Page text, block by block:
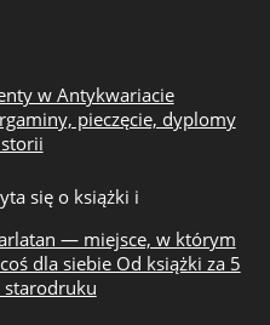
w Antykwariacie
pieczęcie, dyplomy
się o książki i
— miejsce, w którym
dla siebie Od książki za 5
starodruku